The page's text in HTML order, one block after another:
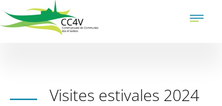
au
contenu
Toggle
Visites estivales 2024